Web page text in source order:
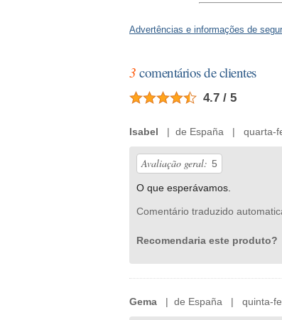
Advertências e informações de
3 comentários de clientes
4.7 / 5
Isabel | de España | quarta-
Avaliação geral: 5
O que esperávamos.
Comentário traduzido
Recomendaria este produto?
Gema | de España | quinta-